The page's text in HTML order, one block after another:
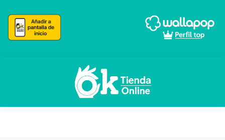
navigation
content